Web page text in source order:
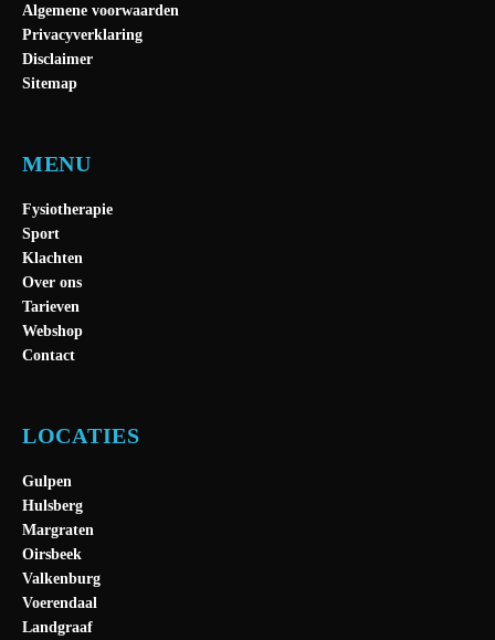
Algemene voorwaarden
Privacyverklaring
Disclaimer
Sitemap
MENU
Fysiotherapie
Sport
Klachten
Over ons
Tarieven
Webshop
Contact
LOCATIES
Gulpen
Hulsberg
Margraten
Oirsbeek
Valkenburg
Voerendaal
Landgraaf